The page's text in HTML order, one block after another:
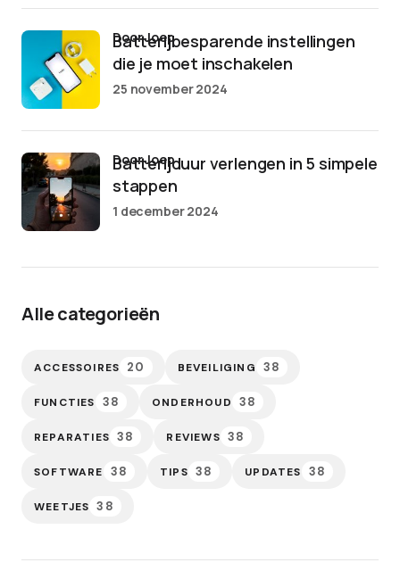
Batterijbesparende instellingen
die je moet inschakelen
door Joep
25 november 2024
Batterijduur verlengen in 5 simpele
stappen
door Joep
1 december 2024
Alle categorieën
ACCESSOIRES 20 BEVEILIGING 38
FUNCTIES 38 ONDERHOUD 38
REPARATIES 38 REVIEWS 38
SOFTWARE 38 TIPS 38 UPDATES 38
WEETJES 38